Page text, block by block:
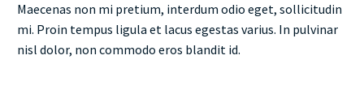
Maecenas non mi pretium, interdum odio eget, sollicitudin
mi. Proin tempus ligula et lacus egestas varius. In pulvinar
nisl dolor, non commodo eros blandit id.